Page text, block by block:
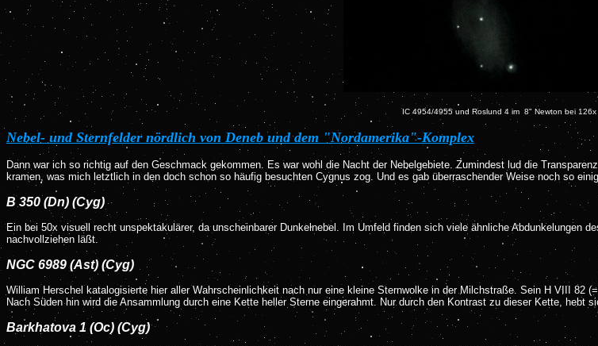
IC 4954/4955 und Roslund 4 im 8" Newton bei
Nebel- und Sternfelder nördlich von Deneb und dem "Nordamerika"-Komplex
Dann war ich so richtig auf den Geschmack gekommen. Es war wohl die Nacht der Nebelgebiete. Zumindest lud die
kramen, was mich letztlich in den doch schon so häufig besuchten Cygnus zog. Und es gab überraschender Weise noch so
B 350 (Dn) (Cyg)
Ein bei 50x visuell recht unspektakulärer, da unscheinbarer Dunkelnebel. Im Umfeld finden sich viele ähnliche Abdunkelungen
nachvollziehen läßt.
NGC 6989 (Ast) (Cyg)
William Herschel katalogisierte hier aller Wahrscheinlichkeit nach nur eine kleine Sternwolke in der Milchstraße. Sein H VIII 82
Nach Süden hin wird die Ansammlung durch eine Kette heller Sterne eingerahmt. Nur durch den Kontrast zu dieser Kette, hebt
Barkhatova 1 (Oc) (Cyg)